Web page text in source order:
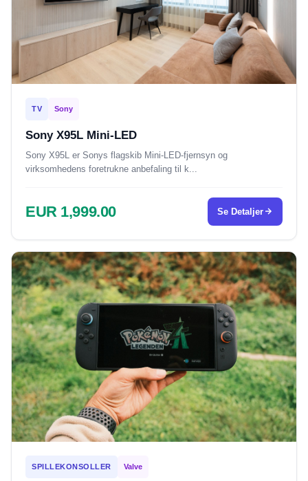
TV Sony
Sony X95L Mini-LED
Sony X95L er Sonys flagskib Mini-LED-fjernsyn og
virksomhedens foretrukne anbefaling til k...
EUR 1,999.00 Se Detaljer
SPILLEKONSOLLER Valve